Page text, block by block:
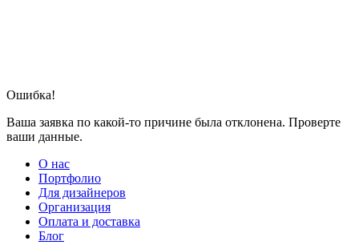
Ошибка!
Ваша заявка по какой-то причине была отклонена. Проверте
ваши данные.
О нас
Портфолио
Для дизайнеров
Организация
Оплата и доставка
Блог